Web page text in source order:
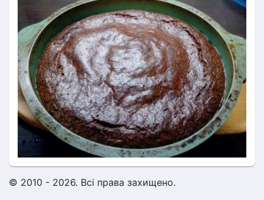
© 2010 - 2026. Всі права захищено.